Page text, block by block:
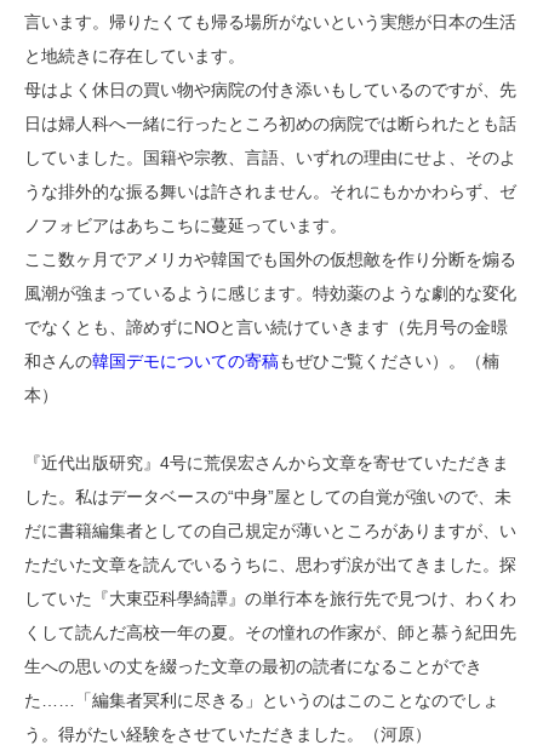
言います。帰りたくても帰る場所がないという実態が日本の生活
と地続きに存在しています。
母はよく休日の買い物や病院の付き添いもしているのですが、先
日は婦人科へ一緒に行ったところ初めの病院では断られたとも話
していました。国籍や宗教、言語、いずれの理由にせよ、そのよ
うな排外的な振る舞いは許されません。それにもかかわらず、ゼ
ノフォビアはあちこちに蔓延っています。
ここ数ヶ月でアメリカや韓国でも国外の仮想敵を作り分断を煽る
風潮が強まっているように感じます。特効薬のような劇的な変化
でなくとも、諦めずにNOと言い続けていきます（先月号の金暻
和さんの韓国デモについての寄稿もぜひご覧ください）。（楠
本）
『近代出版研究』4号に荒俣宏さんから文章を寄せていただきま
した。私はデータベースの“中身”屋としての自覚が強いので、未
だに書籍編集者としての自己規定が薄いところがありますが、い
ただいた文章を読んでいるうちに、思わず涙が出てきました。探
していた『大東亞科學綺譚』の単行本を旅行先で見つけ、わくわ
くして読んだ高校一年の夏。その憧れの作家が、師と慕う紀田先
生への思いの丈を綴った文章の最初の読者になることができ
た……「編集者冥利に尽きる」というのはこのことなのでしょ
う。得がたい経験をさせていただきました。（河原）